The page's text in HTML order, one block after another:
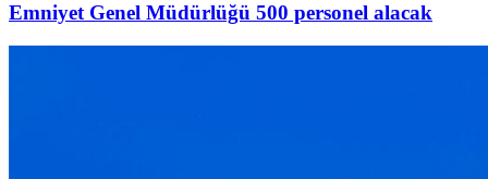
Emniyet Genel Müdürlüğü 500 personel alacak